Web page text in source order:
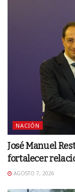
NACIÓN
José Manuel
fortalecer
AGOSTO 7, 2026